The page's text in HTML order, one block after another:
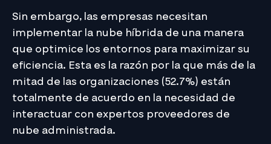
Sin embargo, las empresas necesitan
implementar la nube híbrida de una manera
que optimice los entornos para maximizar su
eficiencia. Esta es la razón por la que más de la
mitad de las organizaciones (52.7%) están
totalmente de acuerdo en la necesidad de
interactuar con expertos proveedores de
nube administrada.